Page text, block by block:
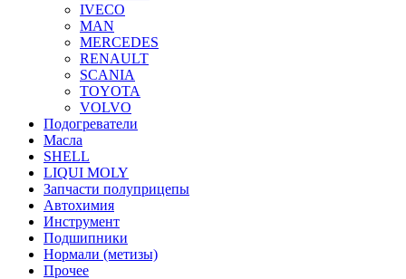
IVECO
MAN
MERCEDES
RENAULT
SCANIA
TOYOTA
VOLVO
Подогреватели
Масла
SHELL
LIQUI MOLY
Запчасти полуприцепы
Автохимия
Инструмент
Подшипники
Нормали (метизы)
Прочее